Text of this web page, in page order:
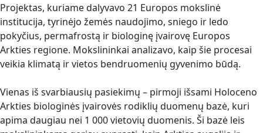
Projektas, kuriame dalyvavo 21 Europos mokslinė
institucija, tyrinėjo žemės naudojimo, sniego ir ledo
pokyčius, permafrostą ir biologinę įvairovę Europos
Arkties regione. Mokslininkai analizavo, kaip šie procesai
veikia klimatą ir vietos bendruomenių gyvenimo būdą.
Vienas iš svarbiausių pasiekimų – pirmoji išsami Holoceno
Arkties biologinės įvairovės rodiklių duomenų bazė, kuri
apima daugiau nei 1 000 vietovių duomenis. Ši bazė leis